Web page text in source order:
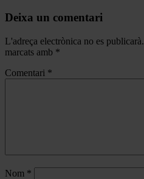
Deixa un comentari
L'adreça electrònica no es publicarà.
marcats amb *
Comentari *
Nom *